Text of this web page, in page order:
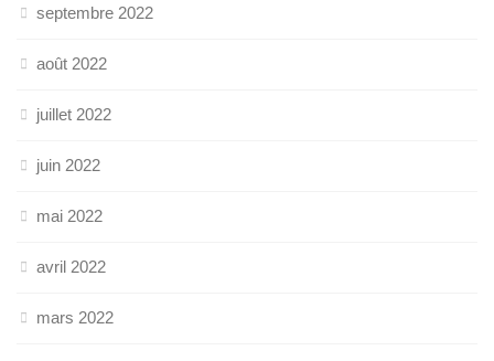
septembre 2022
août 2022
juillet 2022
juin 2022
mai 2022
avril 2022
mars 2022